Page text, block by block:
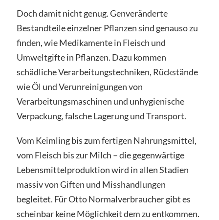
Doch damit nicht genug. Genveränderte
Bestandteile einzelner Pflanzen sind genauso zu
finden, wie Medikamente in Fleisch und
Umweltgifte in Pflanzen. Dazu kommen
schädliche Verarbeitungstechniken, Rückstände
wie Öl und Verunreinigungen von
Verarbeitungsmaschinen und unhygienische
Verpackung, falsche Lagerung und Transport.
Vom Keimling bis zum fertigen Nahrungsmittel,
vom Fleisch bis zur Milch – die gegenwärtige
Lebensmittelproduktion wird in allen Stadien
massiv von Giften und Misshandlungen
begleitet. Für Otto Normalverbraucher gibt es
scheinbar keine Möglichkeit dem zu entkommen.